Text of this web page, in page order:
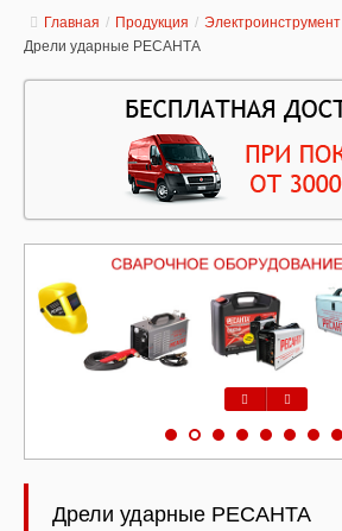
Главная / Продукция / Электроинструмент
Дрели ударные РЕСАНТА
Дрели ударные РЕСАНТА